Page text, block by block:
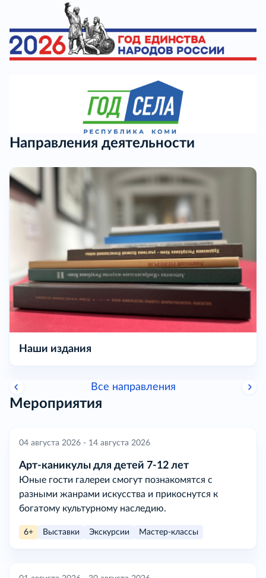
Направления деятельности
Наши издания
Все направления
Мероприятия
04 августа 2026 - 14 августа 2026
Арт-каникулы для детей 7-12 лет
Юные гости галереи смогут познакомятся с
разными жанрами искусства и прикоснутся к
богатому культурному наследию.
6+ Выставки Экскурсии Мастер-классы